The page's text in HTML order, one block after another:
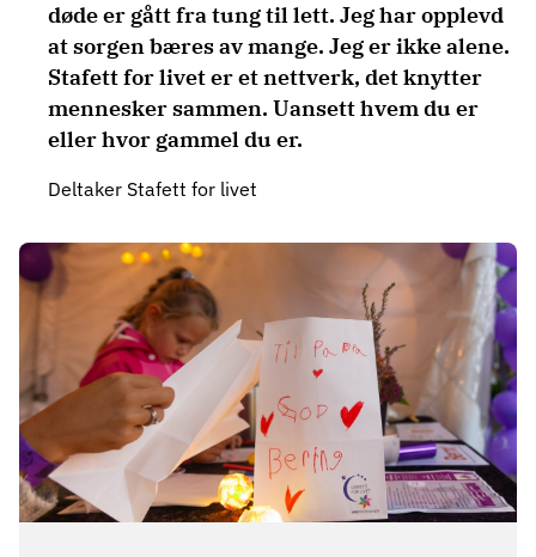
døde er gått fra tung til lett. Jeg har opplevd
at sorgen bæres av mange. Jeg er ikke alene.
Stafett for livet er et nettverk, det knytter
mennesker sammen. Uansett hvem du er
eller hvor gammel du er.
Deltaker Stafett for livet